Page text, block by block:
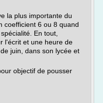
la plus importante du
coefficient 6 ou 8 quand
En tout,
l'écrit et une heure de
juin, dans son lycée et
objectif de pousser